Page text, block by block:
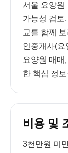
서울 요양원
가능성 검토
교를 함께
인중개사(요
요양원 매매
한 핵심 정
비용 및
3천만원 미